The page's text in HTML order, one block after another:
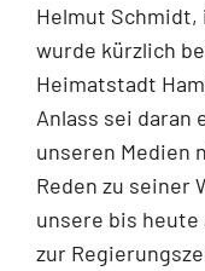
Helmut Schmidt,
wurde kürzlich
Heimatstadt
Anlass sei daran
unseren Medien
Reden zu seiner
unsere bis
zur